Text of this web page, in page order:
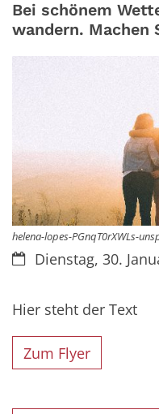
Bei schönem
wandern. Machen
helena-lopes-PGnqT0rXWLs-
Datum:Dienstag, 30.
Hier steht der Text
Zum Flyer